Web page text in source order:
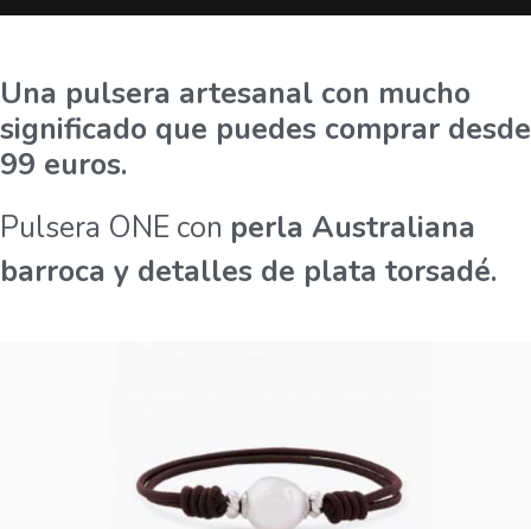
Una pulsera artesanal con mucho
significado que puedes comprar desde
99 euros.
Pulsera ONE con perla Australiana
barroca y detalles de plata torsadé.